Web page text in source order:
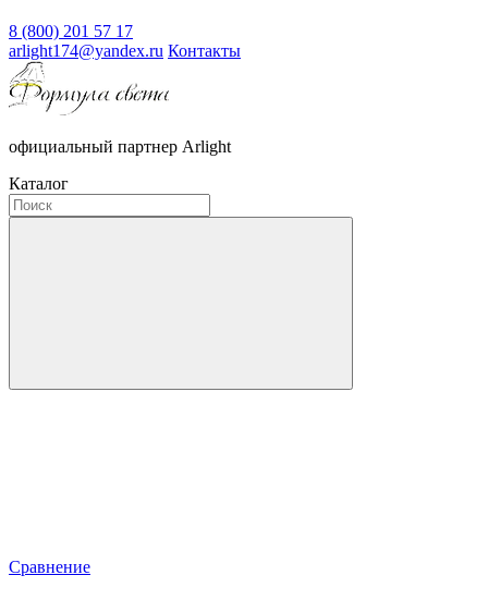
8 (800) 201 57 17
arlight174@yandex.ru Контакты
официальный партнер Arlight
Каталог
Сравнение